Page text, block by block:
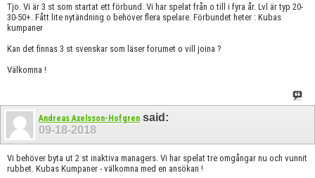
Tjo. Vi är 3 st som startat ett förbund. Vi har spelat från o till i fyra år. Lvl är typ 20-
30-50+. Fått lite nytändning o behöver flera spelare. Förbundet heter : Kubas
kumpaner
Kan det finnas 3 st svenskar som läser forumet o vill joina ?
Välkomna !
Andreas Axelsson-Hofgren said:
09-18-2018
Vi behöver byta ut 2 st inaktiva managers. Vi har spelat tre omgångar nu och vunnit
rubbet. Kubas Kumpaner - välkomna med en ansökan !